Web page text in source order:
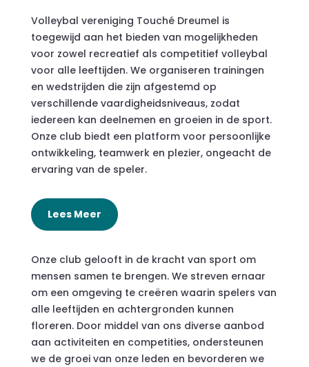
Volleybal vereniging Touché Dreumel is
toegewijd aan het bieden van mogelijkheden
voor zowel recreatief als competitief volleybal
voor alle leeftijden. We organiseren trainingen
en wedstrijden die zijn afgestemd op
verschillende vaardigheidsniveaus, zodat
iedereen kan deelnemen en groeien in de sport.
Onze club biedt een platform voor persoonlijke
ontwikkeling, teamwerk en plezier, ongeacht de
ervaring van de speler.
Lees Meer
Onze club gelooft in de kracht van sport om
mensen samen te brengen. We streven ernaar
om een omgeving te creëren waarin spelers van
alle leeftijden en achtergronden kunnen
floreren. Door middel van ons diverse aanbod
aan activiteiten en competities, ondersteunen
we de groei van onze leden en bevorderen we